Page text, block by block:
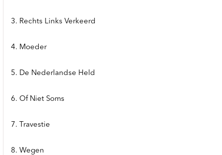
3. Rechts Links Verkeerd
4. Moeder
5. De Nederlandse Held
6. Of Niet Soms
7. Travestie
8. Wegen